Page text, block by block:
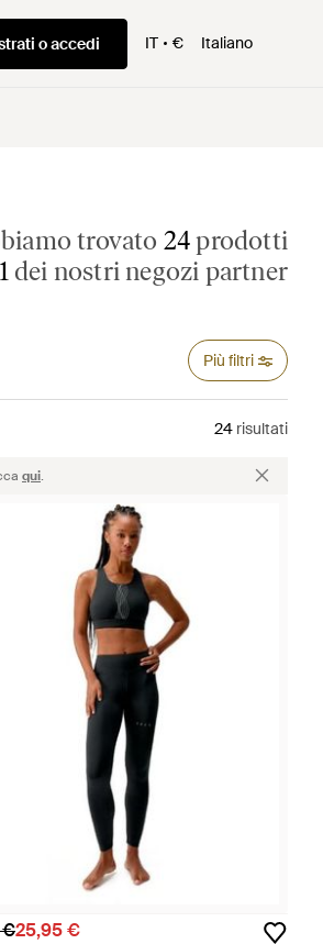
o accedi IT € Italiano
trovato 24prodotti
1 dei nostri negozi partner
Più filtri
24 risultati
qui.
€25,95 €